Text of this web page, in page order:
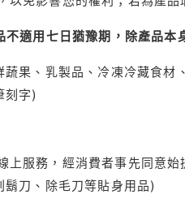
適用七日猶豫期，除產品本
果、乳製品、冷凍冷藏食材
刻字)
上服務，經消費者事先同意
刀、除毛刀等貼身用品)